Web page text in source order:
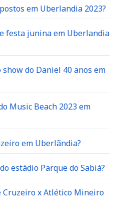
em Uberlandia 2023?
festa junina em Uberlandia
do Daniel 40 anos em
Music Beach 2023 em
em Uberlãndia?
estádio Parque do Sabiá?
Cruzeiro x Atlético Mineiro